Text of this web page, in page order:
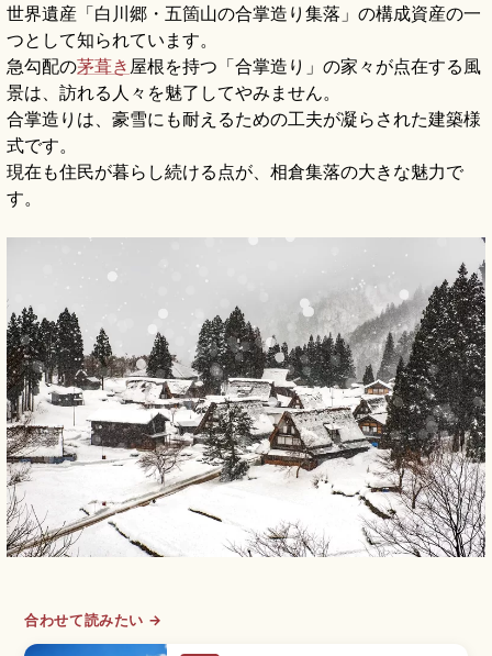
世界遺産「白川郷・五箇山の合掌造り集落」の構成資産の一
つとして知られています。
急勾配の茅葺き 屋根を持つ「合掌造り」の家々が点在する風
景は、訪れる人々を魅了してやみません。
合掌造りは、豪雪にも耐えるための工夫が凝らされた建築様
式です。
現在も住民が暮らし続ける点が、相倉集落の大きな魅力で
す。
合わせて読みたい →